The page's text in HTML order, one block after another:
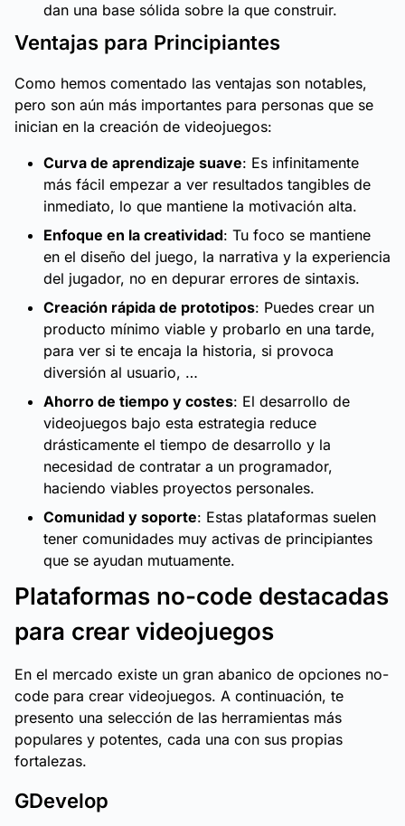
dan una base sólida sobre la que construir.
Ventajas para Principiantes
Como hemos comentado las ventajas son notables,
pero son aún más importantes para personas que se
inician en la creación de videojuegos:
Curva de aprendizaje suave: Es infinitamente
más fácil empezar a ver resultados tangibles de
inmediato, lo que mantiene la motivación alta.
Enfoque en la creatividad: Tu foco se mantiene
en el diseño del juego, la narrativa y la experiencia
del jugador, no en depurar errores de sintaxis.
Creación rápida de prototipos: Puedes crear un
producto mínimo viable y probarlo en una tarde,
para ver si te encaja la historia, si provoca
diversión al usuario, …
Ahorro de tiempo y costes: El desarrollo de
videojuegos bajo esta estrategia reduce
drásticamente el tiempo de desarrollo y la
necesidad de contratar a un programador,
haciendo viables proyectos personales.
Comunidad y soporte: Estas plataformas suelen
tener comunidades muy activas de principiantes
que se ayudan mutuamente.
Plataformas no-code destacadas
para crear videojuegos
En el mercado existe un gran abanico de opciones no-
code para crear videojuegos. A continuación, te
presento una selección de las herramientas más
populares y potentes, cada una con sus propias
fortalezas.
GDevelop